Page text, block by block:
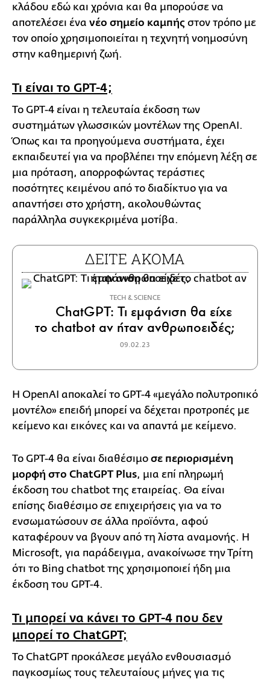
κλάδου εδώ και χρόνια και θα μπορούσε να
αποτελέσει ένα νέο σημείο καμπής στον τρόπο με
τον οποίο χρησιμοποιείται η τεχνητή νοημοσύνη
στην καθημερινή ζωή.
Τι είναι το GPT-4;
Το GPT-4 είναι η τελευταία έκδοση των
συστημάτων γλωσσικών μοντέλων της OpenAI.
Όπως και τα προηγούμενα συστήματα, έχει
εκπαιδευτεί για να προβλέπει την επόμενη λέξη σε
μια πρόταση, απορροφώντας τεράστιες
ποσότητες κειμένου από το διαδίκτυο για να
απαντήσει στο χρήστη, ακολουθώντας
παράλληλα συγκεκριμένα μοτίβα.
ΔΕΙΤΕ ΑΚΟΜΑ
ΤECH & SCIENCE
ChatGPT: Τι εμφάνιση θα είχε
το chatbot αν ήταν ανθρωποειδές;
09.02.23
Η OpenAI αποκαλεί το GPT-4 «μεγάλο πολυτροπικό
μοντέλο» επειδή μπορεί να δέχεται προτροπές με
κείμενο και εικόνες και να απαντά με κείμενο.
Το GPT-4 θα είναι διαθέσιμο σε περιορισμένη
μορφή στο ChatGPT Plus, μια επί πληρωμή
έκδοση του chatbot της εταιρείας. Θα είναι
επίσης διαθέσιμο σε επιχειρήσεις για να το
ενσωματώσουν σε άλλα προϊόντα, αφού
καταφέρουν να βγουν από τη λίστα αναμονής. Η
Microsoft, για παράδειγμα, ανακοίνωσε την Τρίτη
ότι το Bing chatbot της χρησιμοποιεί ήδη μια
έκδοση του GPT-4.
Τι μπορεί να κάνει το GPT-4 που δεν
μπορεί το ChatGPT;
Το ChatGPT προκάλεσε μεγάλο ενθουσιασμό
παγκοσμίως τους τελευταίους μήνες για τις